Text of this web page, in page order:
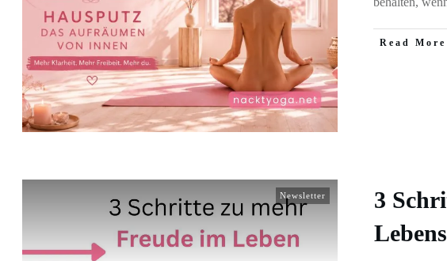
Read More
Newsletter
3